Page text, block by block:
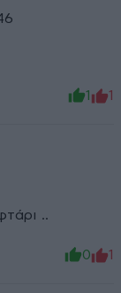
1 1
..
0 1